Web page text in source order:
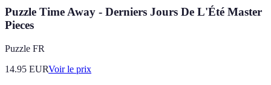
Puzzle Time Away - Derniers Jours De L'Été Master
Pieces
Puzzle FR
14.95 EURVoir le prix